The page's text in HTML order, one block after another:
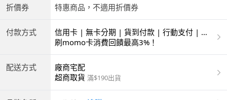
折價券 特惠商品，不適用折價券
付款方式
信用卡 | 無卡分期 | 貨到付款 | 行動支付 | 超
商付款 | ATM | 銀聯卡
刷momo卡消費回饋最高3%！
配送方式
廠商宅配
超商取貨 滿$190出貨